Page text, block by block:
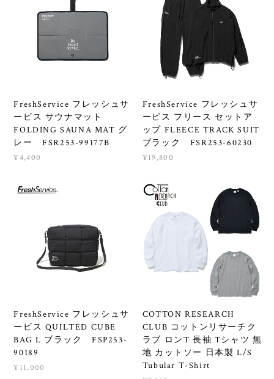
FreshService フレッシュサ
ービス サウナマット
FOLDING SAUNA MAT グ
レー FSR253-99177B
¥4,400
FreshService フレッシュサ
ービス フリース セットア
ップ FLEECE TRACK SUIT
ブラック FSR253-60230
¥19,800
FreshService フレッシュサ
ービス QUILTED CUBE
BAG L ブラック FSP253-
90189
¥11,000
COTTON RESEARCH
CLUB コットンリサーチク
ラブ ロンT 長袖 Tシャツ 無
地 カットソー 日本製 L/S
Tubular T-Shirt